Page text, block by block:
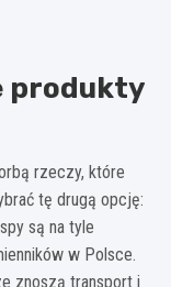
produkty
rzeczy, które
tę drugą opcję:
są na tyle
w Polsce.
znoszą transport i